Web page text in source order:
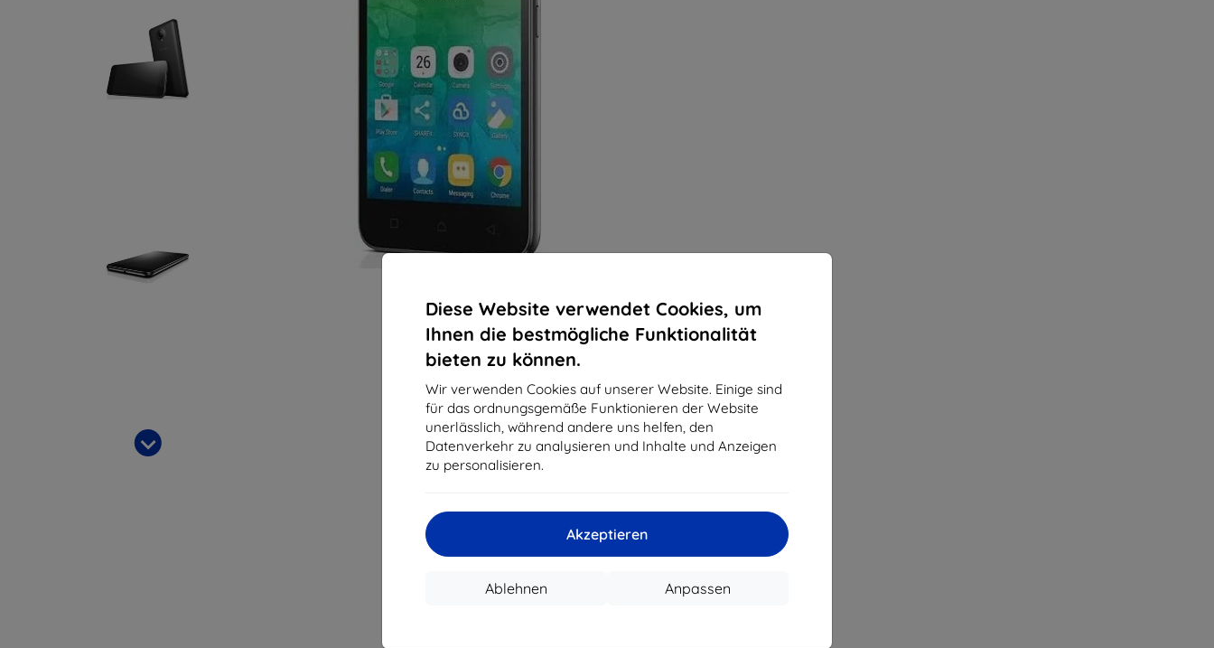
Diese Website verwendet Cookies, um
Ihnen die bestmögliche Funktionalität
bieten zu können.
Wir verwenden Cookies auf unserer Website. Einige sind
für das ordnungsgemäße Funktionieren der Website
unerlässlich, während andere uns helfen, den
Datenverkehr zu analysieren und Inhalte und Anzeigen
zu personalisieren.
Akzeptieren
Anpassen
Ablehnen